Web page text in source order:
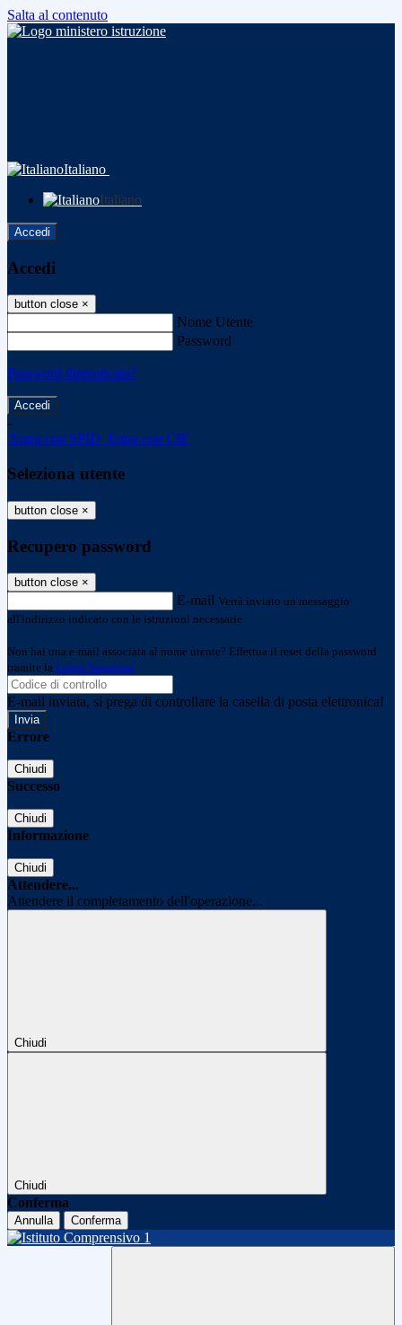
Salta al contenuto
Italiano
Italiano
Accedi
Accedi
button close ×
Nome Utente
Password
Password dimenticata?
-
Entra con SPID Entra con CIE
Seleziona utente
button close ×
Recupero password
button close ×
E-mail Verrà inviato un messaggio
all'indirizzo indicato con le istruzioni necessarie.
Non hai una e-mail associata al nome utente? Effettua il reset della password
tramite la Login Spaggiari
E-mail inviata, si prega di controllare la casella di posta elettronica!
Errore
Chiudi
Successo
Chiudi
Informazione
Chiudi
Attendere...
Attendere il completamento dell'operazione...
Chiudi
Chiudi
Conferma
Annulla Conferma